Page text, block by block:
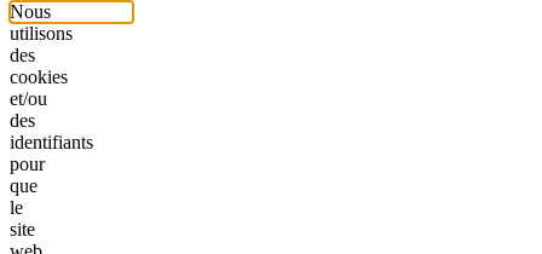
Nous
utilisons
des
cookies
et/ou
des
identifiants
pour
que
le
site